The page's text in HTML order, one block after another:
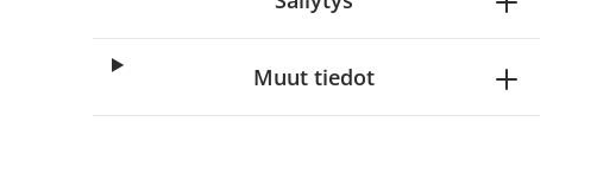
Muut tiedot